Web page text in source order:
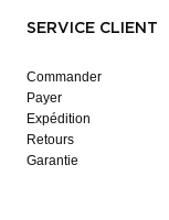
SERVICE CLIENT
Commander
Payer
Expédition
Retours
Garantie